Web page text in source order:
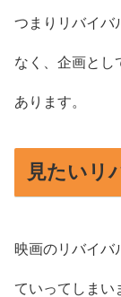
つまりリバイバ
なく、企画とし
あります。
見たいリ
映画のリバイバ
ていってしまい